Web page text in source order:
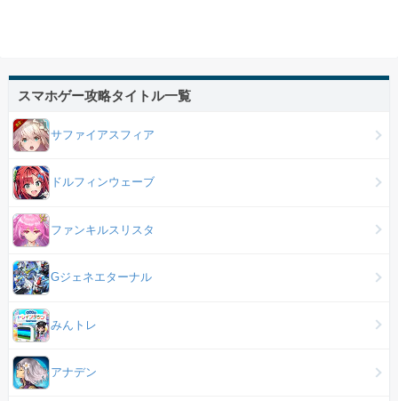
スマホゲー攻略タイトル一覧
サファイアスフィア
ドルフィンウェーブ
ファンキルスリスタ
Gジェネエターナル
みんトレ
アナデン